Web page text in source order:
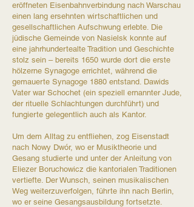
eröffneten Eisenbahnverbindung nach Warschau
einen lang ersehnten wirtschaftlichen und
gesellschaftlichen Aufschwung erlebte. Die
jüdische Gemeinde von Nasielsk konnte auf
eine jahrhundertealte Tradition und Geschichte
stolz sein – bereits 1650 wurde dort die erste
hölzerne Synagoge errichtet, während die
gemauerte Synagoge 1880 entstand. Dawids
Vater war Schochet (ein speziell ernannter Jude,
der rituelle Schlachtungen durchführt) und
fungierte gelegentlich auch als Kantor.​
Um dem Alltag zu entfliehen, zog Eisenstadt
nach Nowy Dwór, wo er Musiktheorie und
Gesang studierte und unter der Anleitung von
Eliezer Boruchowicz die kantorialen Traditionen
vertiefte. Der Wunsch, seinen musikalischen
Weg weiterzuverfolgen, führte ihn nach Berlin,
wo er seine Gesangsausbildung fortsetzte.